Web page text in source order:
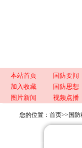
本站首页 国防要闻
加入收藏
国防思想
图片新闻
视频点播
您的位置： 首页>> 国